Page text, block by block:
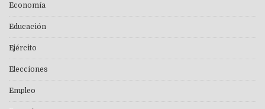
Economía
Educación
Ejército
Elecciones
Empleo